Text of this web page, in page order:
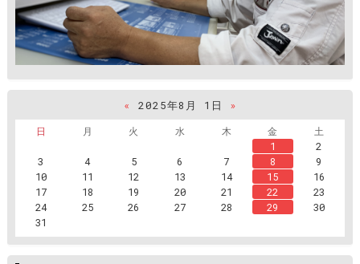
« 2025年8月 1日
»
日
月 火 水 木 金
土
1
2
3
4 5 6 7 8
9
10
11 12 13 14 15
16
17
18 19 20 21 22
23
24
25 26 27 28 29
30
31